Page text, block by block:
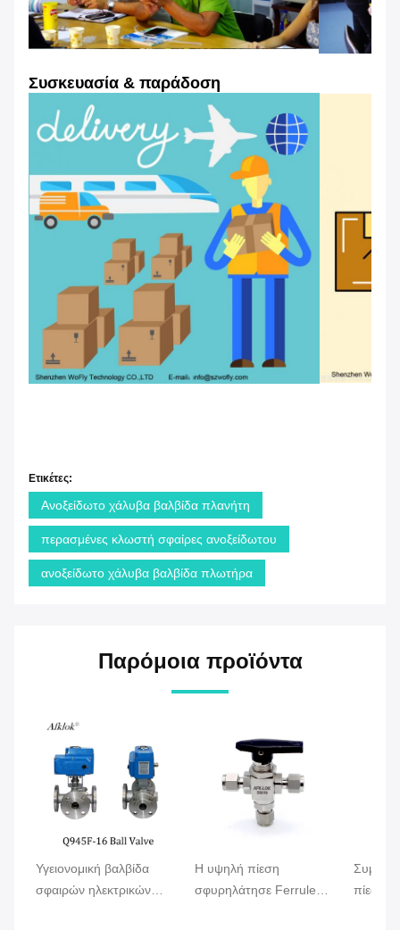
Συσκευασία & παράδοση
Ετικέτες:
Ανοξείδωτο χάλυβα βαλβίδα πλανήτη
περασμένες κλωστή σφαίρες ανοξείδωτου
ανοξείδωτο χάλυβα βαλβίδα πλωτήρα
Παρόμοια προϊόντα
Υγειονομική βαλβίδα
σφαιρών ηλεκτρικών
Η υψηλή πίεση
σφυρηλάτησε Ferrule
πίεσης